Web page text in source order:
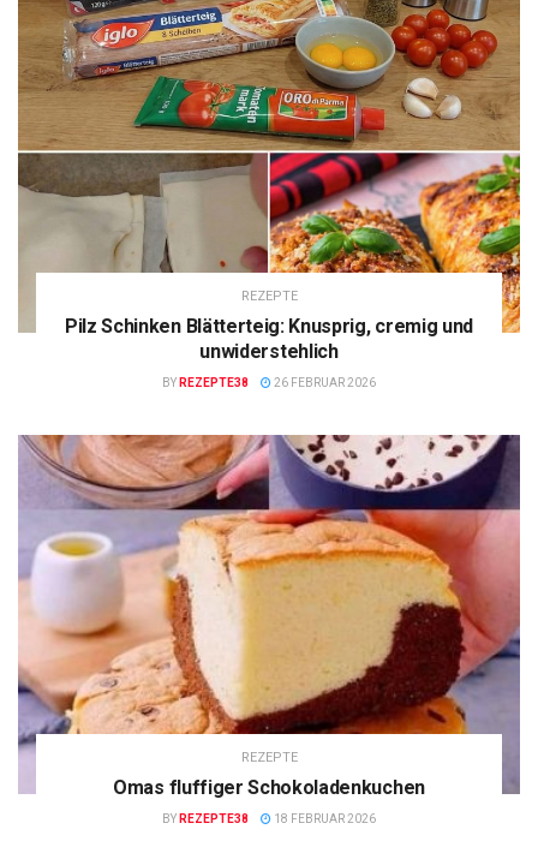
REZEPTE
Pilz Schinken Blätterteig: Knusprig, cremig und
unwiderstehlich
BY REZEPTE38 26 FEBRUAR 2026
REZEPTE
Omas fluffiger Schokoladenkuchen
BY REZEPTE38 18 FEBRUAR 2026